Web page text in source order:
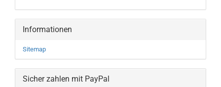
Informationen
Sitemap
Sicher zahlen mit PayPal